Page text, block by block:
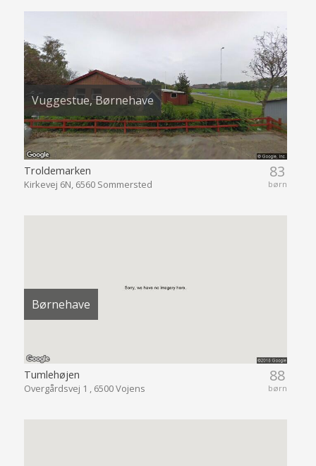
Vuggestue, Børnehave
83
børn
Troldemarken
Kirkevej 6N, 6560 Sommersted
Børnehave
88
børn
Tumlehøjen
Overgårdsvej 1 , 6500 Vojens